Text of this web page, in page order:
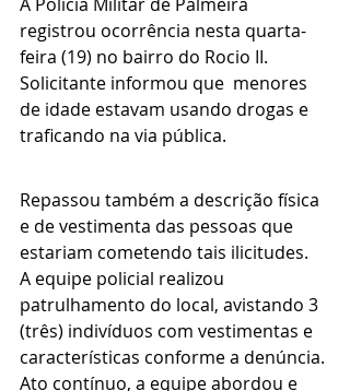
registrou ocorrência nesta quarta-
feira (19) no bairro do Rocio II.
Solicitante informou que  menores
de idade estavam usando drogas e
traficando na via pública.
Repassou também a descrição física
e de vestimenta das pessoas que
estariam cometendo tais ilicitudes.
A equipe policial realizou
patrulhamento do local, avistando 3
(três) indivíduos com vestimentas e
características conforme a denúncia.
Ato contínuo, a equipe abordou e